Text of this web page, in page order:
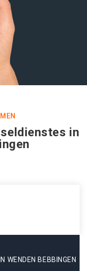
in
WENDEN BEBBINGEN